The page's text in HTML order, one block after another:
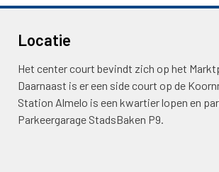
Locatie
Het center court bevindt zich op het
Daarnaast is er een side court op de
Station Almelo is een kwartier lopen en
Parkeergarage StadsBaken P9.